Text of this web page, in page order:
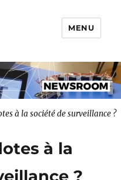
MENU
à la société de surveillance ?
à la
?